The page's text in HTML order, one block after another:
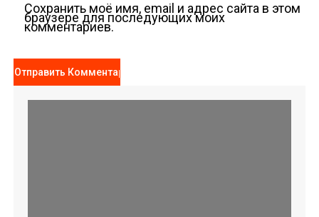
Сохранить моё имя, email и адрес сайта в этом
браузере для последующих моих
комментариев.